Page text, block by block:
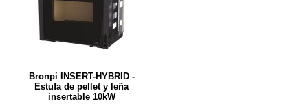
Bronpi INSERT-HYBRID -
Estufa de pellet y leña
insertable 10kW